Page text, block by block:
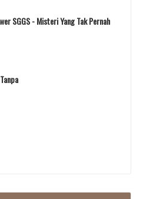
SGGS - Misteri Yang Tak Pernah